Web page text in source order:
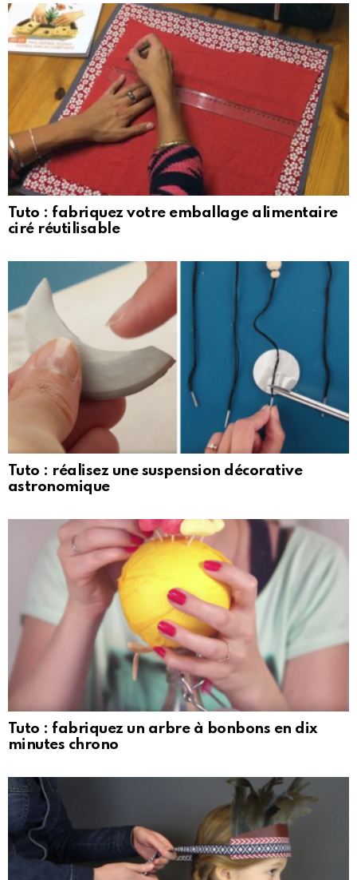
Tuto : fabriquez votre emballage alimentaire
ciré réutilisable
Tuto : réalisez une suspension décorative
astronomique
Tuto : fabriquez un arbre à bonbons en dix
minutes chrono